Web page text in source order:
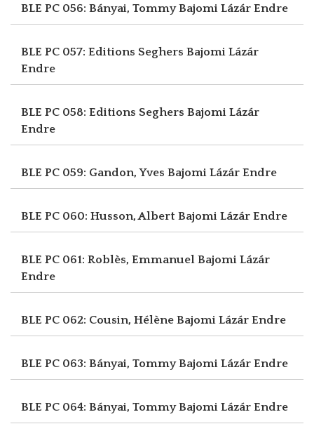
BLE PC 056: Bányai, TommyBajomi Lázár Endre
BLE PC 057: Editions Seghers Bajomi Lázár
Endre
BLE PC 058: Editions Seghers Bajomi Lázár
Endre
BLE PC 059: Gandon, Yves Bajomi Lázár Endre
BLE PC 060: Husson, Albert Bajomi Lázár Endre
BLE PC 061: Roblès, Emmanuel Bajomi Lázár
Endre
BLE PC 062: Cousin, Hélène Bajomi Lázár Endre
BLE PC 063: Bányai, TommyBajomi Lázár Endre
BLE PC 064: Bányai, TommyBajomi Lázár Endre